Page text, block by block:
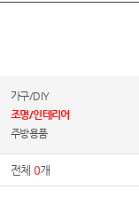
가구/DIY
조명/인테리어
주방용품
전체0개